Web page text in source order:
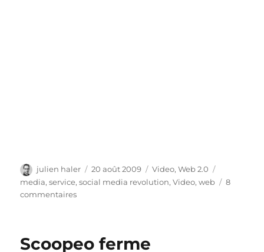
Auteur
julien haler
Publié
le
20 août 2009 Catégories
Video,Web 2.0
media,service,social media revolution,Video,web
8
commentairessur
Media
Scoopeo ferme